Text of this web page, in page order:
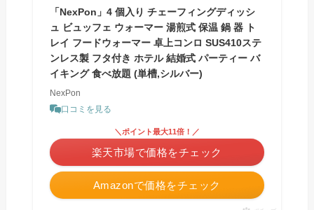
「NexPon」4 個入り チェーフィングディッシ
ュ ビュッフェ ウォーマー 湯煎式 保温 鍋 器 ト
レイ フードウォーマー 卓上コンロ SUS410ステ
ンレス製 フタ付き ホテル 結婚式 パーティー バ
イキング 食べ放題 (単槽,シルバー)
NexPon
口コミを見る
Amazonで価格をチェック
＼ポイント最大11倍！／
楽天市場で価格をチェック